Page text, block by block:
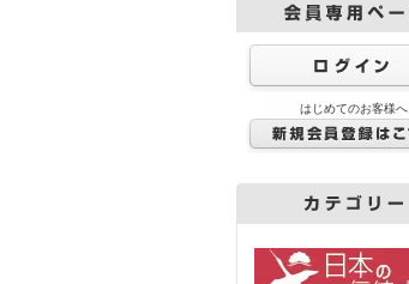
はじめてのお客様へ